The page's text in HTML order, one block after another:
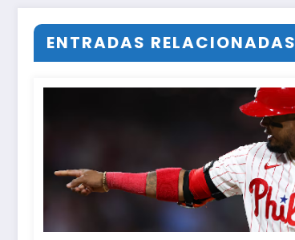
ENTRADAS RELACIONADAS